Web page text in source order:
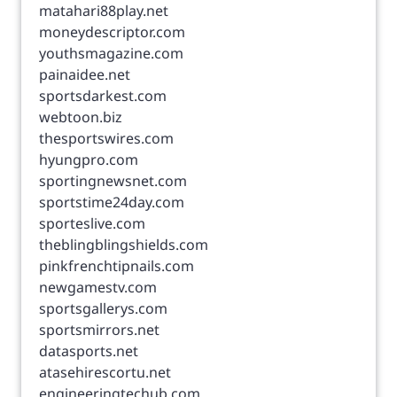
matahari88play.net
moneydescriptor.com
youthsmagazine.com
painaidee.net
sportsdarkest.com
webtoon.biz
thesportswires.com
hyungpro.com
sportingnewsnet.com
sportstime24day.com
sporteslive.com
theblingblingshields.com
pinkfrenchtipnails.com
newgamestv.com
sportsgallerys.com
sportsmirrors.net
datasports.net
atasehirescortu.net